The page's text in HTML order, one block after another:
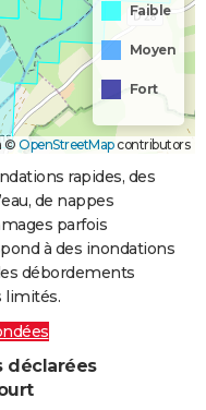
Faible
Moyen
Fort
© OpenStreetMapcontributors
rapides, des
de nappes
parfois
à des inondations
débordements
limités.
déclarées